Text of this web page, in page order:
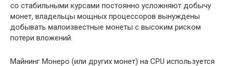
со стабильными курсами постоянно усложняют добычу
монет, владельцы мощных процессоров вынуждены
добывать малоизвестные монеты с высоким риском
потери вложений.
Майнинг Монеро (или других монет) на CPU используется